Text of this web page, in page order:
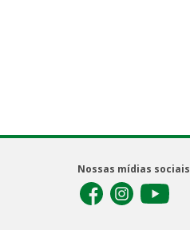
Nossas mídias sociais